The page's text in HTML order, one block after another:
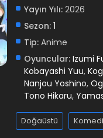
Yayın Yılı: 2026
Sezon: 1
Tip: Anime
Oyuncular: Izumi
Kobayashi Yuu,
Nanjou Yoshino,
Tono Hikaru,
Doğaüstü Komedi